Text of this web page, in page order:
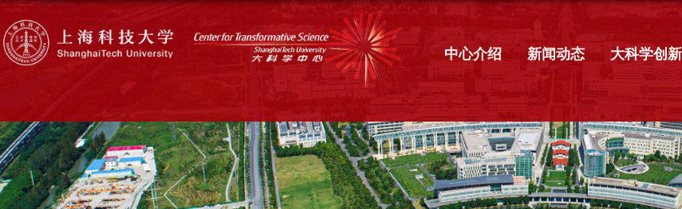
中心介绍 新闻动态 大科学创新